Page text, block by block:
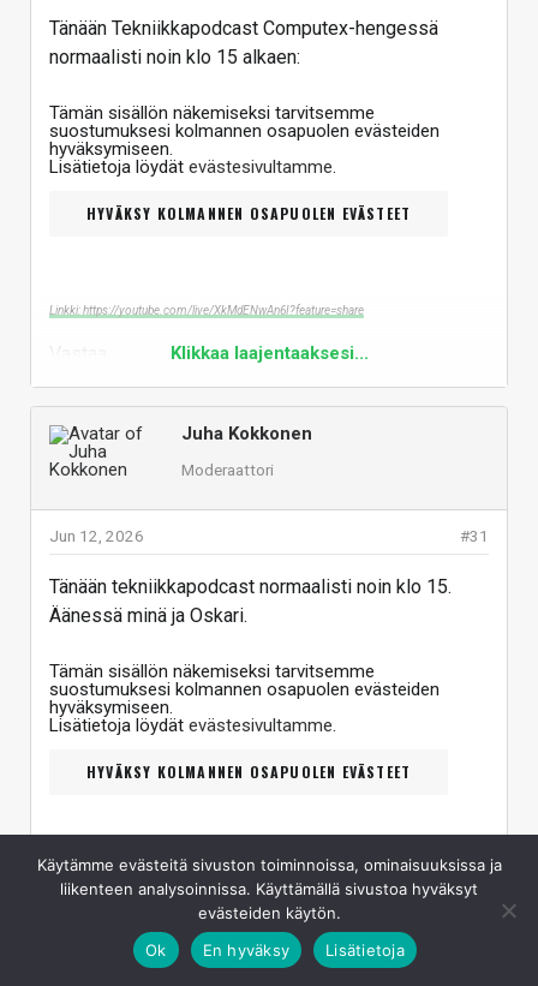
Tänään Tekniikkapodcast Computex-hengessä
normaalisti noin klo 15 alkaen:
Tämän sisällön näkemiseksi tarvitsemme
suostumuksesi kolmannen osapuolen evästeiden
hyväksymiseen.
Lisätietoja löydät evästesivultamme
HYVÄKSY KOLMANNEN OSAPUOLEN EVÄSTEET
Linkki: https://youtube.com/live/XkMdENwAn6I?feature=share
Klikkaa laajentaaksesi...
Juha Kokkonen
Moderaattori
#31
Jun 12, 2026
Tänään tekniikkapodcast normaalisti noin klo 15.
Äänessä minä ja Oskari.
Tämän sisällön näkemiseksi tarvitsemme
suostumuksesi kolmannen osapuolen evästeiden
hyväksymiseen.
Lisätietoja löydät evästesivultamme
HYVÄKSY KOLMANNEN OSAPUOLEN EVÄSTEET
Linkki: https://youtube.com/live/dD031XAdZT8?feature=share
Klikkaa laajentaaksesi...
Käytämme evästeitä sivuston toiminnoissa, ominaisuuksissa ja
liikenteen analysoinnissa. Käyttämällä sivustoa hyväksyt
evästeiden käytön.
Ok
En hyväksy Lisätietoja